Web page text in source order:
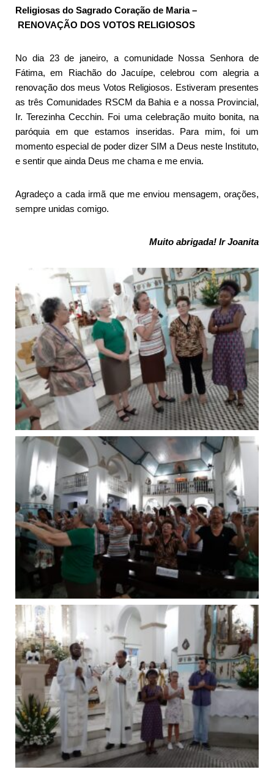
Religiosas do Sagrado Coração de Maria –
RENOVAÇÃO DOS VOTOS RELIGIOSOS
No dia 23 de janeiro, a comunidade Nossa Senhora de
Fátima, em Riachão do Jacuípe, celebrou com alegria a
renovação dos meus Votos Religiosos. Estiveram presentes
as três Comunidades RSCM da Bahia e a nossa Provincial,
Ir. Terezinha Cecchin. Foi uma celebração muito bonita, na
paróquia em que estamos inseridas. Para mim, foi um
momento especial de poder dizer SIM a Deus neste Instituto,
e sentir que ainda Deus me chama e me envia.
Agradeço a cada irmã que me enviou mensagem, orações,
sempre unidas comigo.
Muito abrigada! Ir Joanita